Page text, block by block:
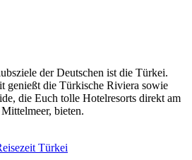
der Deutschen ist die Türkei.
genießt die Türkische Riviera sowie
die Euch tolle Hotelresorts direkt am
bieten.
Türkei